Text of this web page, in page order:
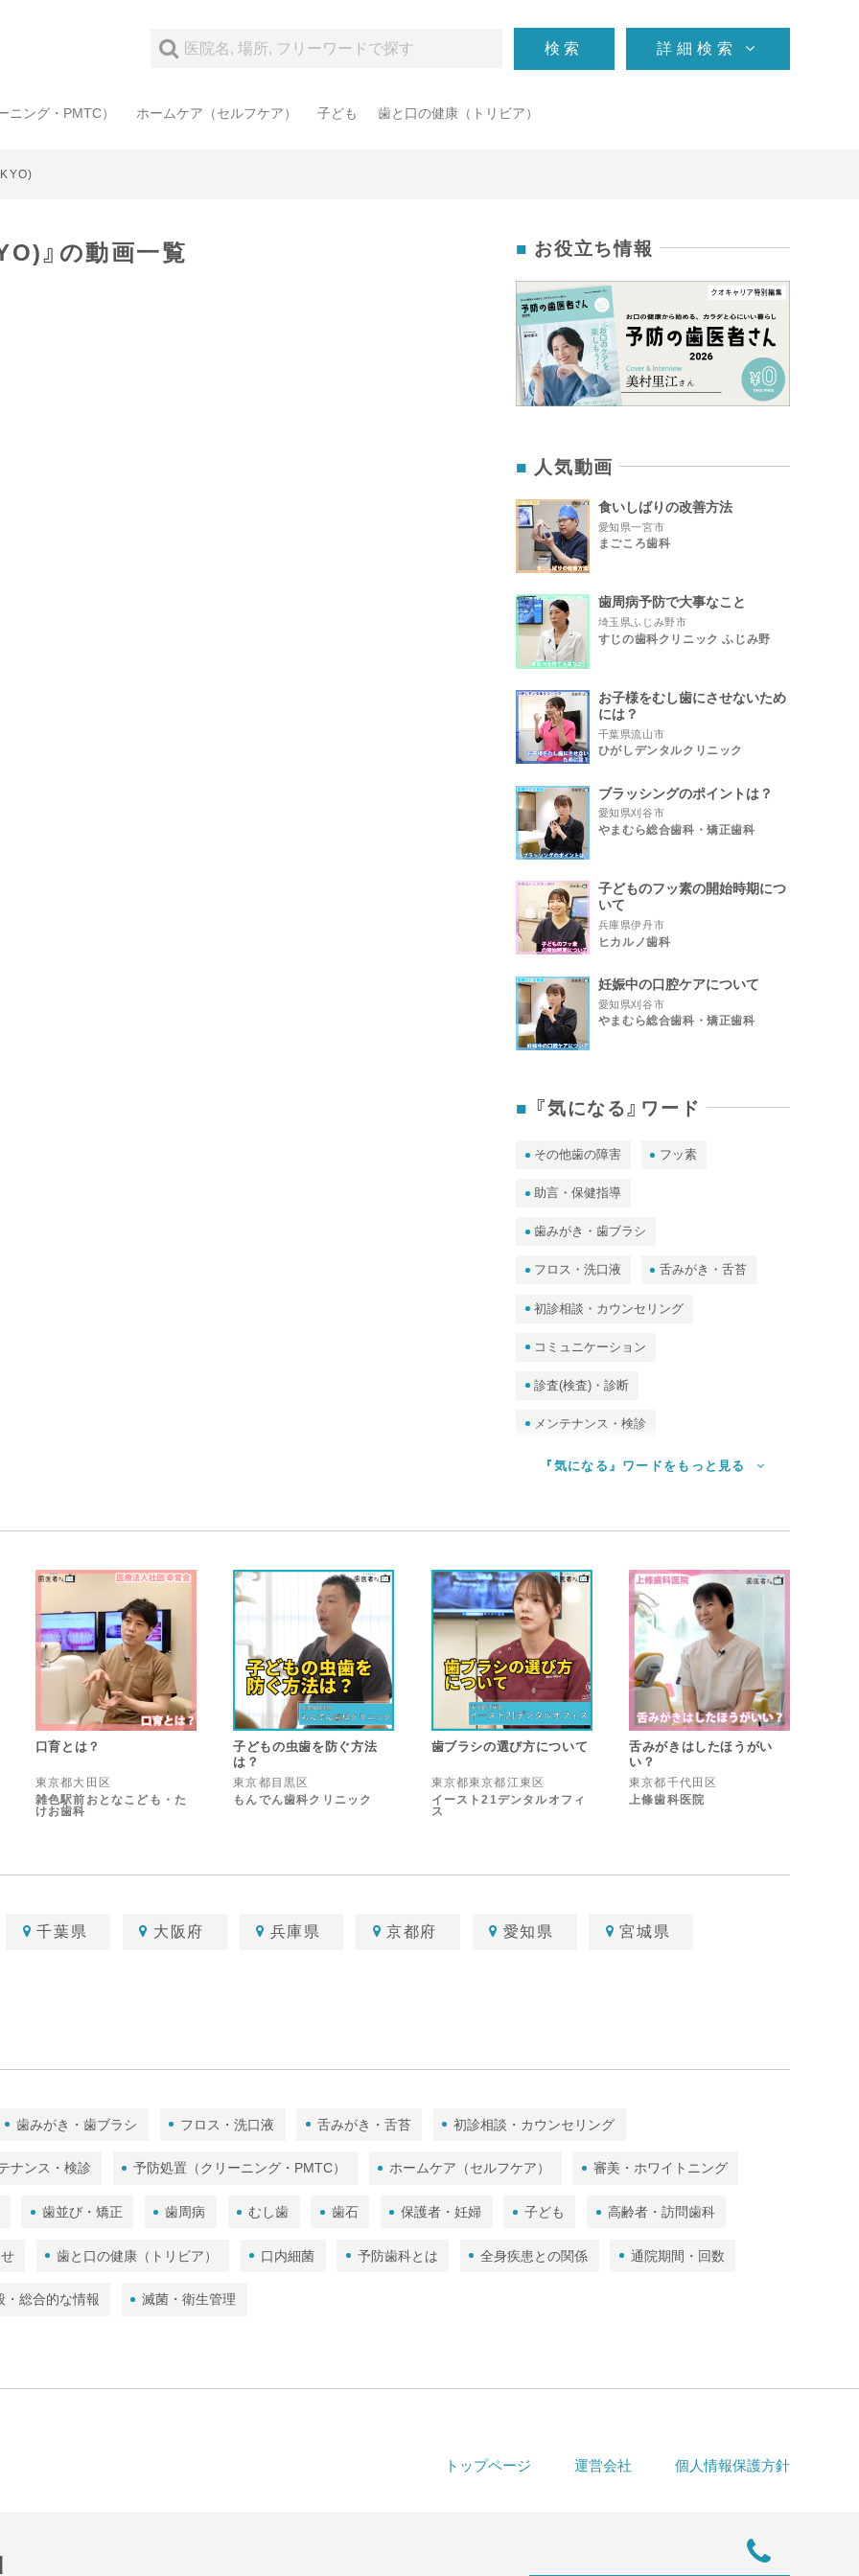
検索 詳細検索
ニング・PMTC） ホームケア（セルフケア） 子ども 歯と口の健康（トリビア）
』の動画一覧 お役立ち情報
人気動画
食いしばりの改善方法
愛知県一宮市
まごころ歯科
歯周病予防で大事なこと
埼玉県ふじみ野市
すじの歯科クリニック ふじみ野
お子様をむし歯にさせないため
には？
千葉県流山市
ひがしデンタルクリニック
ブラッシングのポイントは？
愛知県刈谷市
やまむら総合歯科・矯正歯科
子どものフッ素の開始時期につ
いて
兵庫県伊丹市
ヒカルノ歯科
妊娠中の口腔ケアについて
愛知県刈谷市
やまむら総合歯科・矯正歯科
『気になる』ワード
その他歯の障害 フッ素
助言・保健指導
歯みがき・歯ブラシ
フロス・洗口液 舌みがき・舌苔
初診相談・カウンセリング
コミュニケーション
診査(検査)・診断
メンテナンス・検診
予防処置（クリーニング・PMTC）
診査（検査）・唾液検査・DNA検査、他
歯並び・矯正 歯周病 むし歯
歯石 保護者・妊婦 子ども
高齢者・訪問歯科 口臭
顎関節
歯ぎしり･食いしばり･かみ合わせ
歯と口の健康（トリビア）
診療方針・PR 自費診療と保険診療
『気になる』ワードをもっと見る
口育とは？
東京都大田区
雑色駅前おとなこども・た
けお歯科
子どもの虫歯を防ぐ方法
は？
東京都目黒区
もんでん歯科クリニック
歯ブラシの選び方について
東京都東京都江東区
イースト21デンタルオフィ
ス
舌みがきはしたほうがい
い？
東京都千代田区
上條歯科医院
千葉県 大阪府 兵庫県 京都府 愛知県 宮城県
歯みがき・歯ブラシ フロス・洗口液 舌みがき・舌苔 初診相談・カウンセリング
ナンス・検診 予防処置（クリーニング・PMTC） ホームケア（セルフケア） 審美・ホワイトニング
歯並び・矯正 歯周病 むし歯 歯石 保護者・妊婦 子ども 高齢者・訪問歯科
歯と口の健康（トリビア） 口内細菌 予防歯科とは 全身疾患との関係 通院期間・回数
・総合的な情報 滅菌・衛生管理
トップページ 運営会社 個人情報保護方針